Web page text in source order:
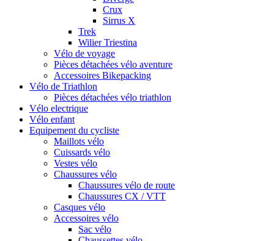
Crux
Sirrus X
Trek
Wilier Triestina
Vélo de voyage
Pièces détachées vélo aventure
Accessoires Bikepacking
Vélo de Triathlon
Pièces détachées vélo triathlon
Vélo electrique
Vélo enfant
Equipement du cycliste
Maillots vélo
Cuissards vélo
Vestes vélo
Chaussures vélo
Chaussures vélo de route
Chaussures CX / VTT
Casques vélo
Accessoires vélo
Sac vélo